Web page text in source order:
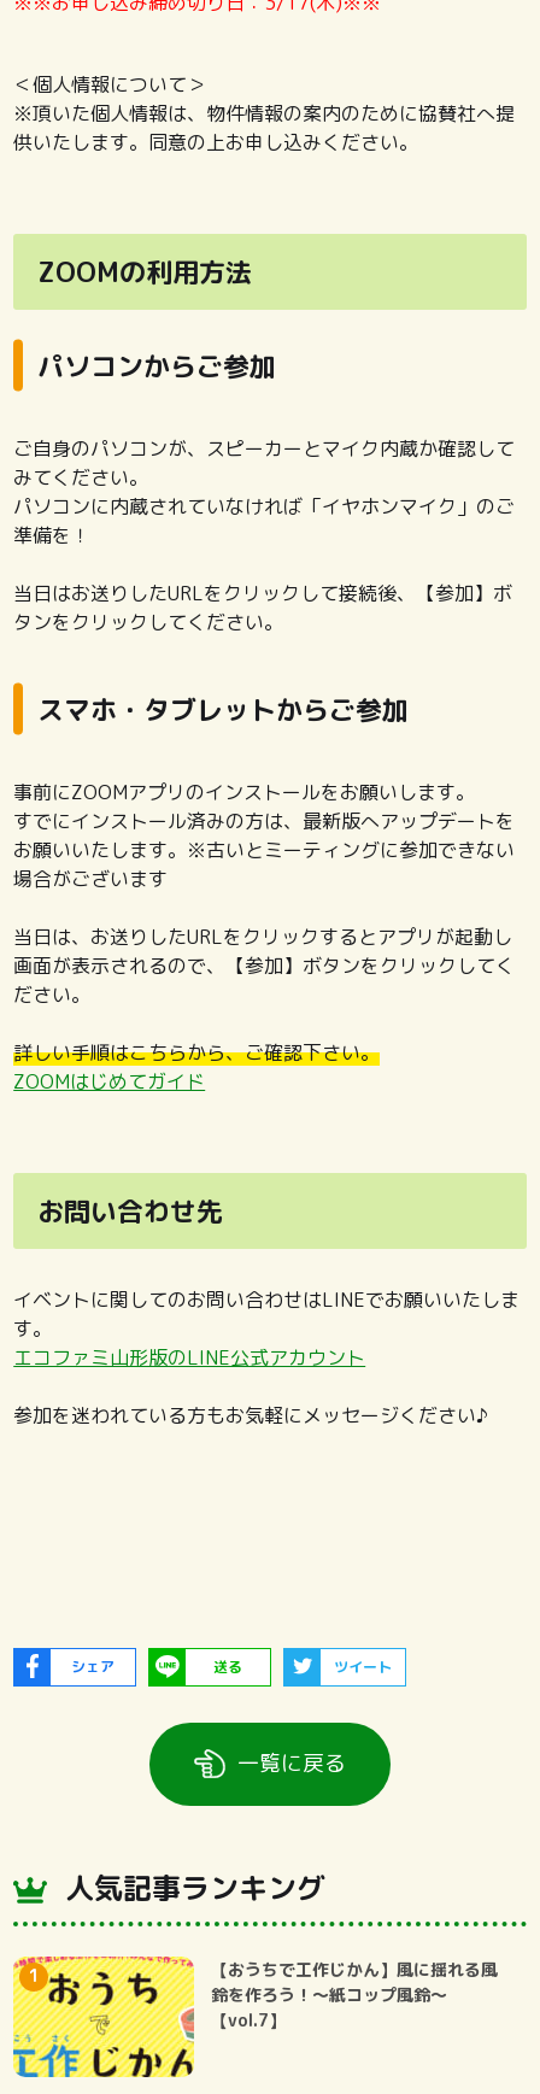
＜個人情報について＞
※頂いた個人情報は、物件情報の案内のために協賛社へ提
供いたします。同意の上お申し込みください。
ZOOMの利用方法
パソコンからご参加
ご自身のパソコンが、スピーカーとマイク内蔵か確認して
みてください。
パソコンに内蔵されていなければ「イヤホンマイク」のご
準備を！
当日はお送りしたURLをクリックして接続後、【参加】ボ
タンをクリックしてください。
スマホ・タブレットからご参加
事前にZOOMアプリのインストールをお願いします。
すでにインストール済みの方は、最新版へアップデートを
お願いいたします。※古いとミーティングに参加できない
場合がございます
当日は、お送りしたURLをクリックするとアプリが起動し
画面が表示されるので、【参加】ボタンをクリックしてく
ださい。
詳しい手順はこちらから、ご確認下さい。
ZOOMはじめてガイド
お問い合わせ先
イベントに関してのお問い合わせはLINEでお願いいたしま
す。
エコファミ山形版のLINE公式アカウント
参加を迷われている方もお気軽にメッセージください♪
シェア 送る ツイート
一覧に戻る
人気記事ランキング
【おうちで工作じかん】風に揺れる風
鈴を作ろう！～紙コップ風鈴～
【vol.7】